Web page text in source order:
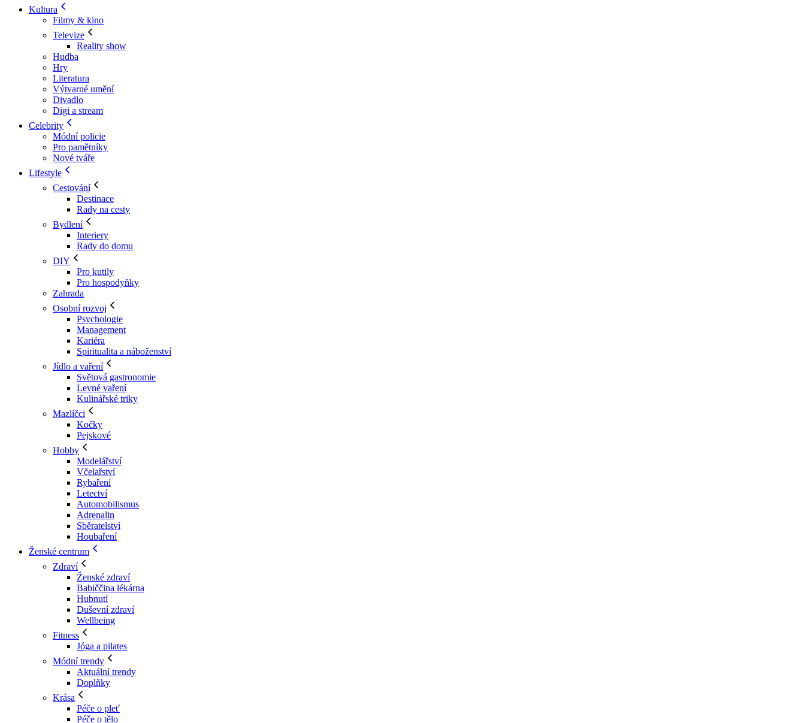
Kultura
Filmy & kino
Televize
Reality show
Hudba
Hry
Literatura
Výtvarné umění
Divadlo
Digi a stream
Celebrity
Módní policie
Pro pamětníky
Nové tváře
Lifestyle
Cestování
Destinace
Rady na cesty
Bydlení
Interiery
Rady do domu
DIY
Pro kutily
Pro hospodyňky
Zahrada
Osobní rozvoj
Psychologie
Management
Kariéra
Spiritualita a náboženství
Jídlo a vaření
Světová gastronomie
Levné vaření
Kulinářské triky
Mazlíčci
Kočky
Pejskové
Hobby
Modelářství
Včelařství
Rybaření
Letectví
Automobilismus
Adrenalin
Sběratelství
Houbaření
Ženské centrum
Zdraví
Ženské zdraví
Babiččina lékárna
Hubnutí
Duševní zdraví
Wellbeing
Fitness
Jóga a pilates
Módní trendy
Aktuální trendy
Doplňky
Krása
Péče o pleť
Péče o tělo